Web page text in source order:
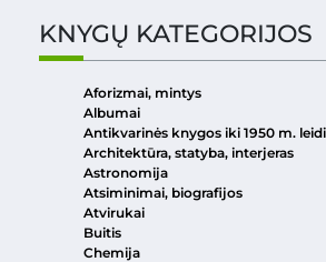
KNYGŲ KATEGORIJOS
Aforizmai, mintys
Albumai
Antikvarinės knygos iki 1950 m.
Architektūra, statyba, interjeras
Astronomija
Atsiminimai, biografijos
Atvirukai
Buitis
Chemija